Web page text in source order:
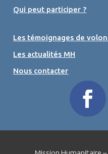
Qui peut participer ?
Les témoignages de
Les actualités MH
Nous contacter